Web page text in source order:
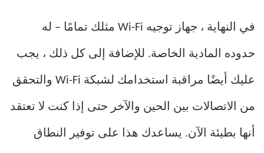
في النهاية ، جهاز توجيه Wi-Fi مثلك تمامًا – له
حدوده المادية الخاصة. للإضافة إلى كل ذلك ، يجب
عليك أيضًا مراقبة استخدامك لشبكة Wi-Fi والتحقق
من الاتصالات بين الحين والآخر حتى إذا كنت لا تعتقد
أنها بطيئة الآن. يساعدك هذا على توفير النطاق